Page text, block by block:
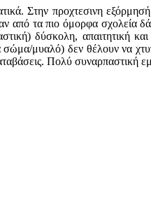
Στην προχτεσινη
τα πιο όμορφα σχολεία
δύσκολη, απαιτητική
μυαλό) δεν θέλουν να
Πολύ συναρπαστική